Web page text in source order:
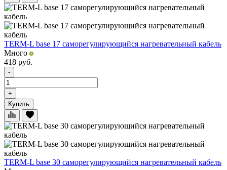
TERM-L base 17 саморегулирующийся нагревательный кабель
Много
418 руб.
-
+
Купить
TERM-L base 30 саморегулирующийся нагревательный кабель